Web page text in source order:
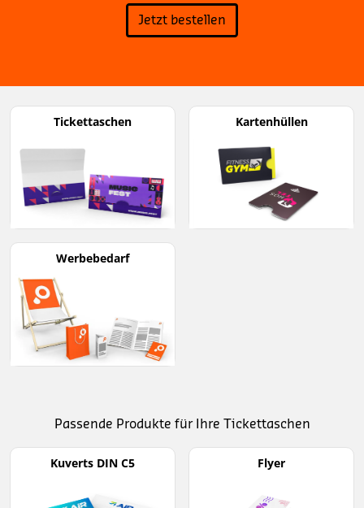
Jetzt bestellen
Tickettaschen Kartenhüllen
Werbebedarf
Passende Produkte für Ihre Tickettaschen
Kuverts DIN C5 Flyer